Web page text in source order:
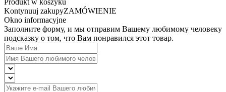
Kontynuuj zakupyZAMÓWIENIE
Okno informacyjne
Заполните форму, и мы отправим Вашему любимому человеку
подсказку о том, что Вам понравился этот товар.